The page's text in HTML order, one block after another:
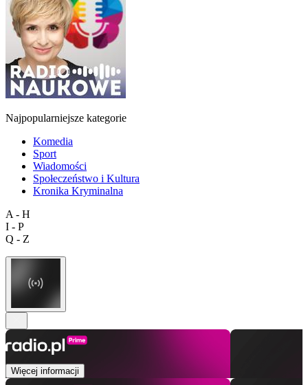
Najpopularniejsze kategorie
Komedia
Sport
Wiadomości
Społeczeństwo i Kultura
Kronika Kryminalna
A - H
I - P
Q - Z
Więcej informacji